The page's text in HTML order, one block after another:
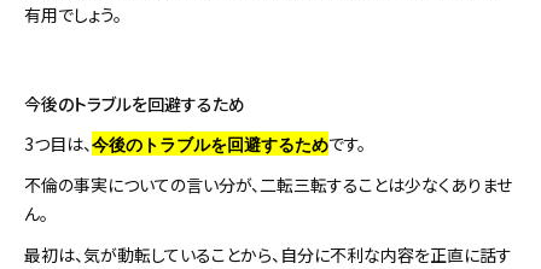
有用でしょう。
今後のトラブルを回避するため
3つ目は、今後のトラブルを回避するためです。
不倫の事実についての言い分が、二転三転することは少なくありませ
ん。
最初は、気が動転していることから、自分に不利な内容を正直に話す